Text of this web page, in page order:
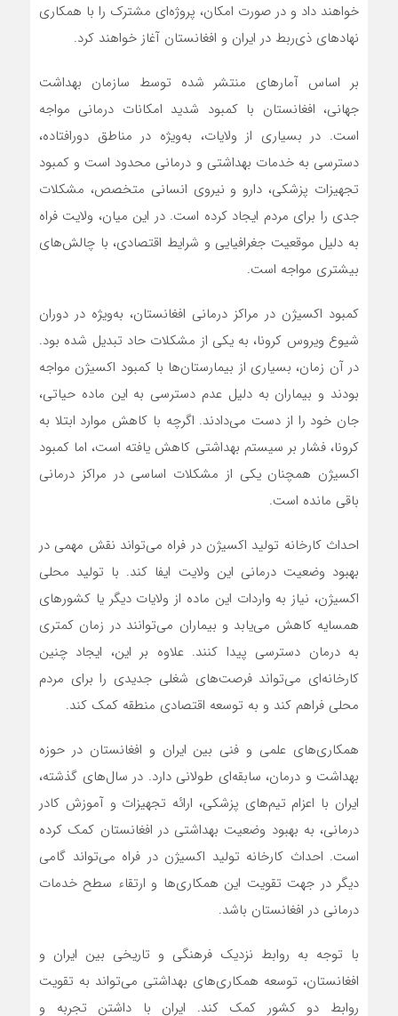
خواهند داد و در صورت امکان، پروژه‌ای مشترک را با همکاری
نهادهای ذی‌ربط در ایران و افغانستان آغاز خواهند کرد.
بر اساس آمارهای منتشر شده توسط سازمان بهداشت
جهانی، افغانستان با کمبود شدید امکانات درمانی مواجه
است. در بسیاری از ولایات، به‌ویژه در مناطق دورافتاده،
دسترسی به خدمات بهداشتی و درمانی محدود است و کمبود
تجهیزات پزشکی، دارو و نیروی انسانی متخصص، مشکلات
جدی را برای مردم ایجاد کرده است. در این میان، ولایت فراه
به دلیل موقعیت جغرافیایی و شرایط اقتصادی، با چالش‌های
بیشتری مواجه است.
کمبود اکسیژن در مراکز درمانی افغانستان، به‌ویژه در دوران
شیوع ویروس کرونا، به یکی از مشکلات حاد تبدیل شده بود.
در آن زمان، بسیاری از بیمارستان‌ها با کمبود اکسیژن مواجه
بودند و بیماران به دلیل عدم دسترسی به این ماده حیاتی،
جان خود را از دست می‌دادند. اگرچه با کاهش موارد ابتلا به
کرونا، فشار بر سیستم بهداشتی کاهش یافته است، اما کمبود
اکسیژن همچنان یکی از مشکلات اساسی در مراکز درمانی
باقی مانده است.
احداث کارخانه تولید اکسیژن در فراه می‌تواند نقش مهمی در
بهبود وضعیت درمانی این ولایت ایفا کند. با تولید محلی
اکسیژن، نیاز به واردات این ماده از ولایات دیگر یا کشورهای
همسایه کاهش می‌یابد و بیماران می‌توانند در زمان کمتری
به درمان دسترسی پیدا کنند. علاوه بر این، ایجاد چنین
کارخانه‌ای می‌تواند فرصت‌های شغلی جدیدی را برای مردم
محلی فراهم کند و به توسعه اقتصادی منطقه کمک کند.
همکاری‌های علمی و فنی بین ایران و افغانستان در حوزه
بهداشت و درمان، سابقه‌ای طولانی دارد. در سال‌های گذشته،
ایران با اعزام تیم‌های پزشکی، ارائه تجهیزات و آموزش کادر
درمانی، به بهبود وضعیت بهداشتی در افغانستان کمک کرده
است. احداث کارخانه تولید اکسیژن در فراه می‌تواند گامی
دیگر در جهت تقویت این همکاری‌ها و ارتقاء سطح خدمات
درمانی در افغانستان باشد.
با توجه به روابط نزدیک فرهنگی و تاریخی بین ایران و
افغانستان، توسعه همکاری‌های بهداشتی می‌تواند به تقویت
روابط دو کشور کمک کند. ایران با داشتن تجربه و